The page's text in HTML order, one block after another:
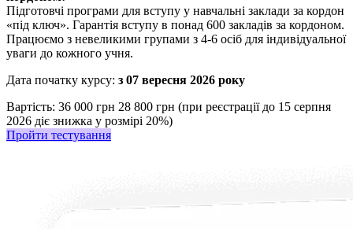
Підготовчі програми для вступу у навчальні заклади за кордон
«під ключ». Гарантія вступу в понад 600 закладів за кордоном.
Працюємо з невеликими групами з 4-6 осіб для індивідуальної
уваги до кожного учня.
Дата початку курсу: з 07 вересня 2026 року
Вартість: 36 000 грн 28 800 грн (при реєстрації до 15 серпня
2026 діє знижка у розмірі 20%)
Пройти тестування